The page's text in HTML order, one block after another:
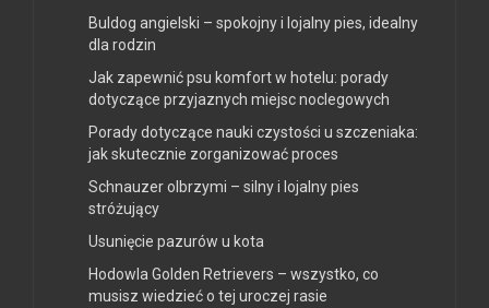
Buldog angielski – spokojny i lojalny pies, idealny
dla rodzin
Jak zapewnić psu komfort w hotelu: porady
dotyczące przyjaznych miejsc noclegowych
Porady dotyczące nauki czystości u szczeniaka:
jak skutecznie zorganizować proces
Schnauzer olbrzymi – silny i lojalny pies
stróżujący
Usunięcie pazurów u kota
Hodowla Golden Retrievers – wszystko, co
musisz wiedzieć o tej uroczej rasie